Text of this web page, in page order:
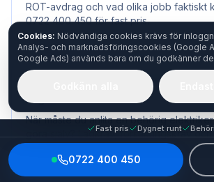
ROT-avdrag och vad olika jobb faktiskt
0722 400 450 för fast pris.
När måste man anlita elektriker?
regler
När måste du anlita en behörig
göra själv? Lagkrav, försäkringskrav och
Fast pris Dygnet runt
0722 400 450
Cookies: Nödvändiga cookies krävs för
Analys- och marknadsföringscookies (Google
Google Ads) används bara om du godkänner